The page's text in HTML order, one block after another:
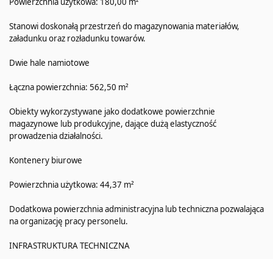
Stanowi doskonałą przestrzeń do magazynowania materiałów,
załadunku oraz rozładunku towarów.
Dwie hale namiotowe
Łączna powierzchnia: 562,50 m²
Obiekty wykorzystywane jako dodatkowe powierzchnie
magazynowe lub produkcyjne, dające dużą elastyczność
prowadzenia działalności.
Kontenery biurowe
Powierzchnia użytkowa: 44,37 m²
Dodatkowa powierzchnia administracyjna lub techniczna pozwalająca
na organizację pracy personelu.
INFRASTRUKTURA TECHNICZNA